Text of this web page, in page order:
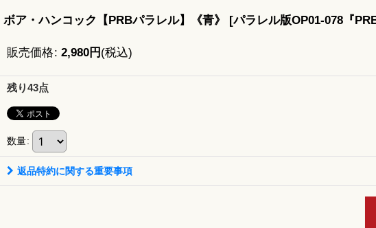
ボア・ハンコック【PRBパラレル】《青》 [パラレル版OP01-078『
販売価格: 2,980円 (税込)
残り43点
数量:
返品特約に関する重要事項